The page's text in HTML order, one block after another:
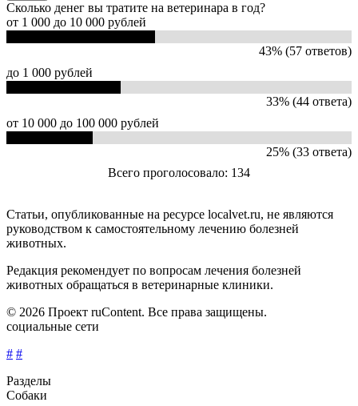
Сколько денег вы тратите на ветеринара в год?
от 1 000 до 10 000 рублей
43% (57 ответов)
до 1 000 рублей
33% (44 ответа)
от 10 000 до 100 000 рублей
25% (33 ответа)
Всего проголосовало: 134
Статьи, опубликованные на ресурсе localvet.ru, не являются
руководством к самостоятельному лечению болезней
животных.
Редакция рекомендует по вопросам лечения болезней
животных обращаться в ветеринарные клиники.
© 2026 Проект ruContent. Все права защищены.
социальные сети
# #
Разделы
Собаки